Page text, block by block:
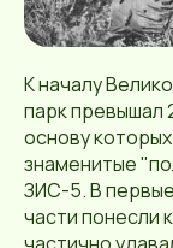
К началу
парк превышал
основу
знаменитые
ЗИС-5. В
части понесли
частично